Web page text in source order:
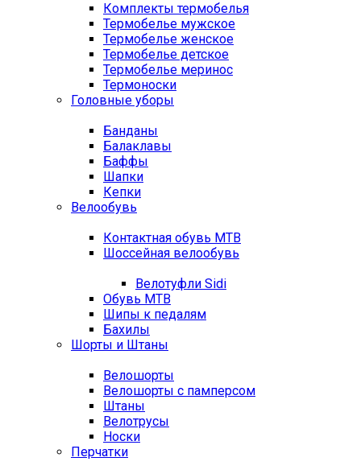
Комплекты термобелья
Термобелье мужское
Термобелье женское
Термобелье детское
Термобелье меринос
Термоноски
Головные уборы
Банданы
Балаклавы
Баффы
Шапки
Кепки
Велообувь
Контактная обувь MTB
Шоссейная велообувь
Велотуфли Sidi
Обувь MTB
Шипы к педалям
Бахилы
Шорты и Штаны
Велошорты
Велошорты с памперсом
Штаны
Велотрусы
Носки
Перчатки